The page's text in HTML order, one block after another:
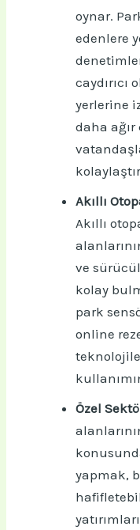
oynar.
edenlere
caydırıcı
yerlerine
daha
Akıllı
Akıllı
ve
kolay
park
online
Özel
yapmak,